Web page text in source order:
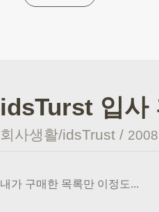
idsTurst 입사
회사생활/idsTrust /
내가 구매한 목록만 이정도...